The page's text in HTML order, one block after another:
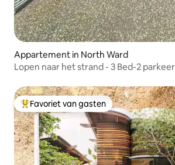
Appartement in North Ward
Lopen naar het strand - 3 Bed-2
Topfavoriet van gasten
Favoriet van gasten